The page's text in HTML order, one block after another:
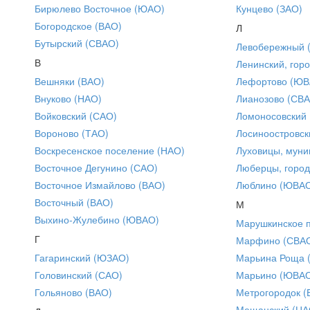
Бирюлево Восточное (ЮАО)
Богородское (ВАО)
Бутырский (СВАО)
В
Вешняки (ВАО)
Внуково (НАО)
Войковский (САО)
Вороново (ТАО)
Воскресенское поселение (НАО)
Восточное Дегунино (САО)
Восточное Измайлово (ВАО)
Восточный (ВАО)
Выхино-Жулебино (ЮВАО)
Г
Гагаринский (ЮЗАО)
Головинский (САО)
Гольяново (ВАО)
Кунцево (ЗАО)
Л
Ленинский,
Лефортово
Лианозово
Луховицы,
Люберцы,
Люблино
М
Марушкинское
Марфино
Марьина Роща
Марьино
Метрогородок